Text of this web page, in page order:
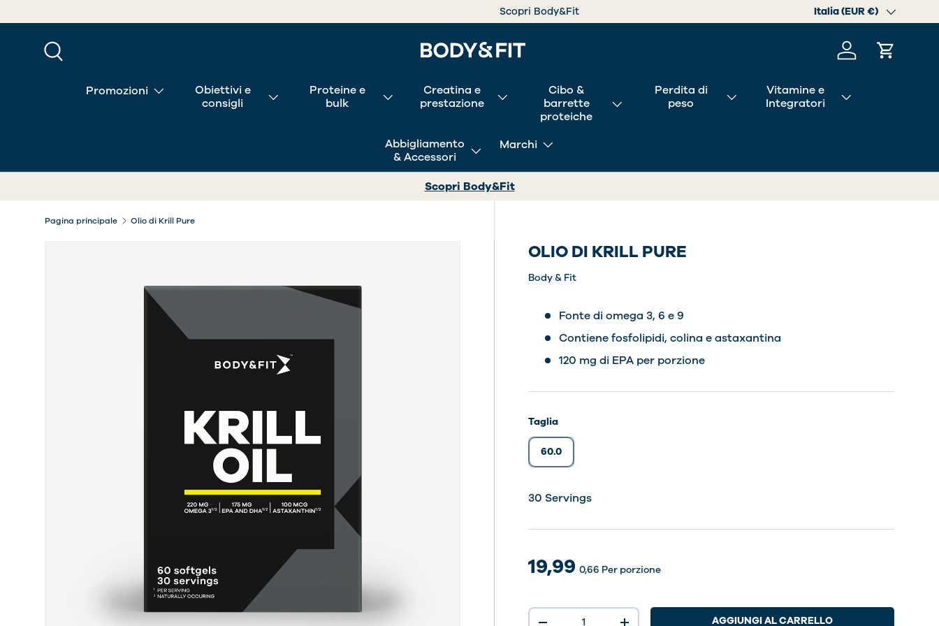
PASSA AI CONTENUTI
Paese/Regione
Italia (EUR €)
AccediCarrello
Promozioni
Obiettivi e
consigli
Proteine e
bulk
Creatina e
prestazione
Cibo &
barrette
proteiche
Perdita di
peso
Vitamine e
Integratori
Abbigliamento
& Accessori
Marchi
Scopri Body&Fit
Pagina principale Olio di Krill Pure
OLIO DI KRILL PURE
Body & Fit
Fonte di omega 3, 6 e 9
Contiene fosfolipidi, colina e astaxantina
120 mg di EPA per porzione
Taglia
60.0
30 Servings
19,99 0,66 Per porzione
Q.tà
AGGIUNGI AL CARRELLO